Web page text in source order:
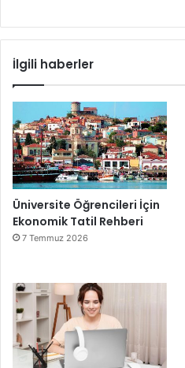
İlgili haberler
Üniversite Öğrencileri İçin
Ekonomik Tatil Rehberi
7 Temmuz 2026